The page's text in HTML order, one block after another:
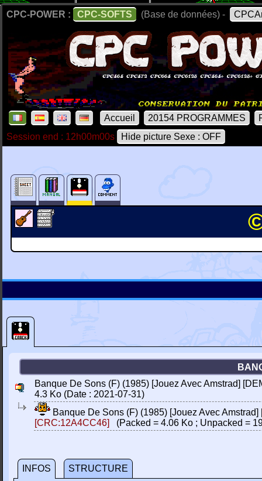
CPC-POWER : CPC-SOFTS (Base de données) -
Accueil 20154 PROGRAMMES
Session end : 12h00m00s
Hide picture Sexe : OFF
Banque De Sons (F) (1985) [Jouez Avec Amstrad]
4.3 Ko (Date : 2021-07-31)
Banque De Sons (F) (1985) [Jouez Avec Amstrad]
[CRC:12A4CC46]
(Packed = 4.06 Ko ; Unpacked =
INFOS STRUCTURE